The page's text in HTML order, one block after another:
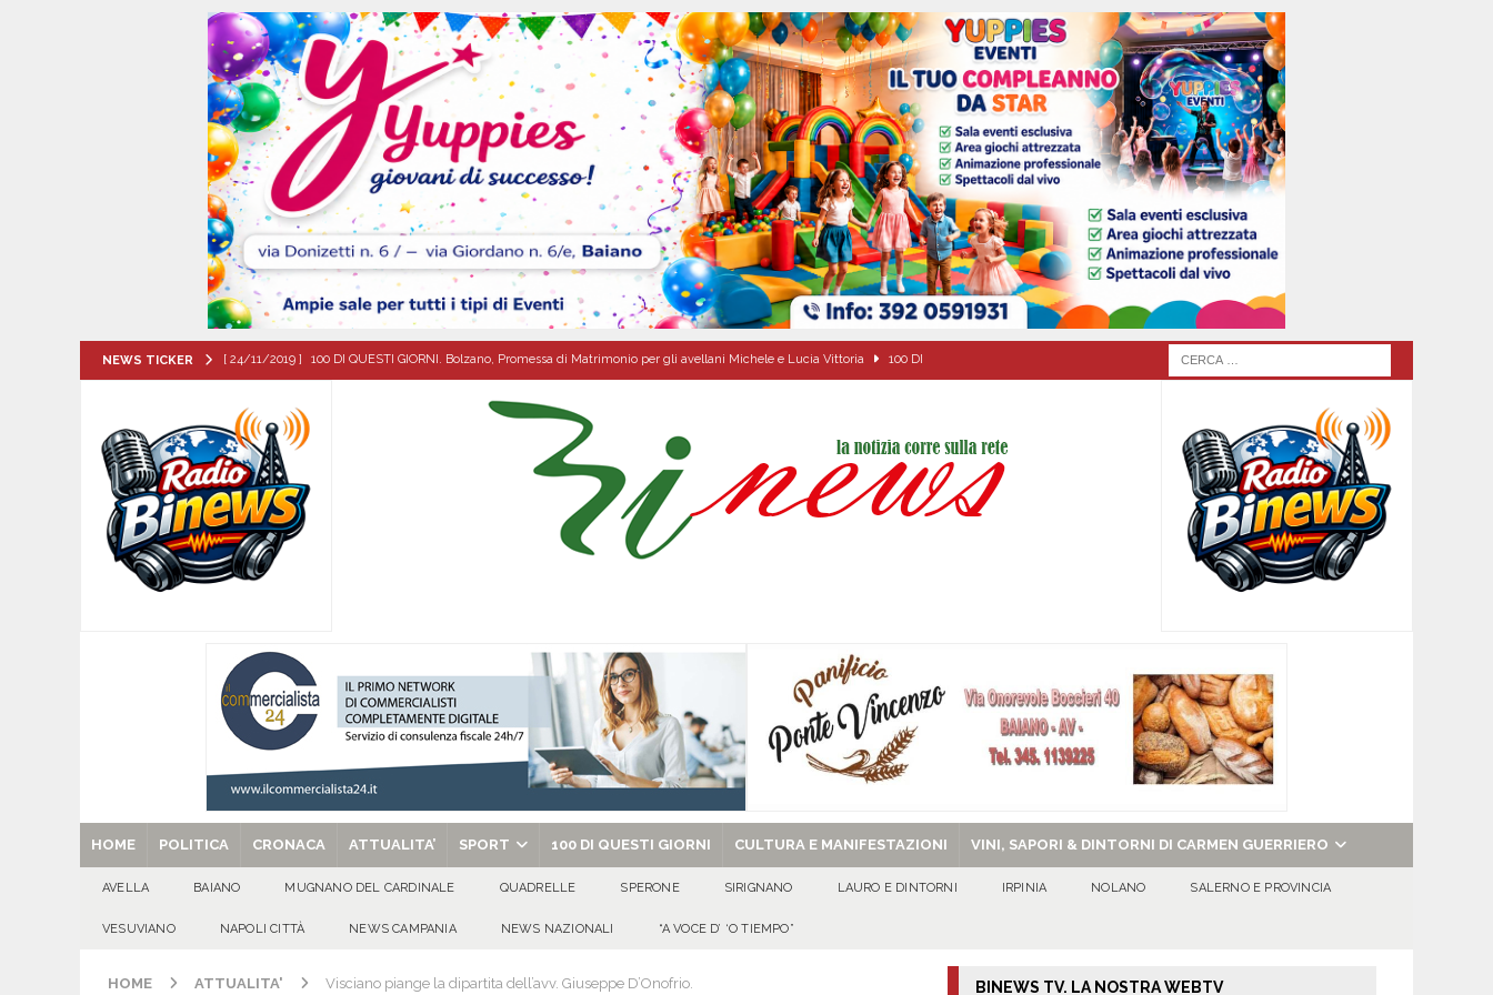
NEWS TICKER [ 24/11/2019 ] 100 DI QUESTI GIORNI. Bolzano, Promessa di Matrimonio per gli avellani Michele e Lucia Vittoria 100 DI
[ 06/08/2026 ] QUADRELLE. Caditoie, stop ai volontari: “Così aumentano i disagi”. L’intervento di Pasquale Capriglione
EVIDENZA
[ 06/08/2026 ] Il futuro è nelle nostre mani: pensiamo ai nostri figli prima che sia troppo tardi EVIDENZA
[ 06/08/2026 ] BAIANESE. Piano di Zona Sociale A6, Salvatore Alaia passa al contrattacco: «I cittadini facciano valere i propri
diritti»
TRADIZIONI E COMUNITÀ
[ 06/08/2026 ] CASTELLAMMARE DI STABIA: cappuccio bianco a punta e machete, furto in un hair-stylist. 53enne arrestato
dai Carabinieri CRONACA
[ 29/08/2025 ] SANT’Oggi. Venerdì 29 agosto la chiesa celebra il Martirio di san Giovanni Battista e santa Sabina EVIDENZA
HOME POLITICA CRONACA ATTUALITA’ SPORT 100 DI QUESTI GIORNI CULTURA E MANIFESTAZIONI VINI, SAPORI & DINTORNI DI CARMEN GUERRIERO
AVELLA BAIANO MUGNANO DEL CARDINALE QUADRELLE SPERONE SIRIGNANO LAURO E DINTORNI IRPINIA NOLANO SALERNO E PROVINCIA
VESUVIANO NAPOLI CITTÀ NEWS CAMPANIA NEWS NAZIONALI “A VOCE D’ ‘O TIEMPO”
HOME ATTUALITA' Visciano piange la dipartita dell’avv. Giuseppe D’Onofrio. BINEWS TV. LA NOSTRA WEBTV